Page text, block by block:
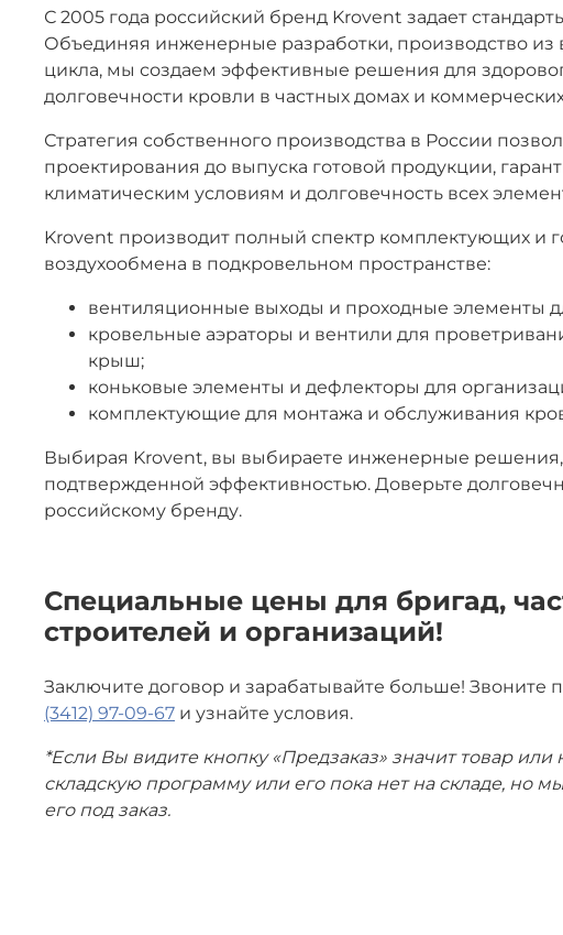
С 2005 года российский бренд Krovent задает
Объединяя инженерные разработки, производство
цикла, мы создаем эффективные решения для
долговечности кровли в частных домах и
Стратегия собственного производства в России
проектирования до выпуска готовой продукции,
климатическим условиям и долговечность всех
Krovent производит полный спектр комплектующих и
воздухообмена в подкровельном пространстве:
вентиляционные выходы и проходные элементы
кровельные аэраторы и вентили для
крыш;
коньковые элементы и дефлекторы для
комплектующие для монтажа и обслуживания
Выбирая Krovent, вы выбираете инженерные
подтвержденной эффективностью. Доверьте
российскому бренду.
Специальные цены для бригад,
строителей и организаций!
Заключите договор и зарабатывайте больше! Звоните
(3412) 97-09-67 и узнайте условия.
*Если Вы видите кнопку «Предзаказ» значит товар или
складскую программу или его пока нет на складе, но
его под заказ.